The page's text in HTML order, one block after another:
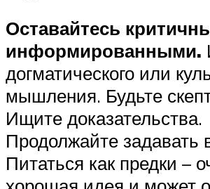
Оставайтесь
информированными.
догматического или
мышления. Будьте
Ищите доказательства.
Продолжайте задавать
Питаться как предки –